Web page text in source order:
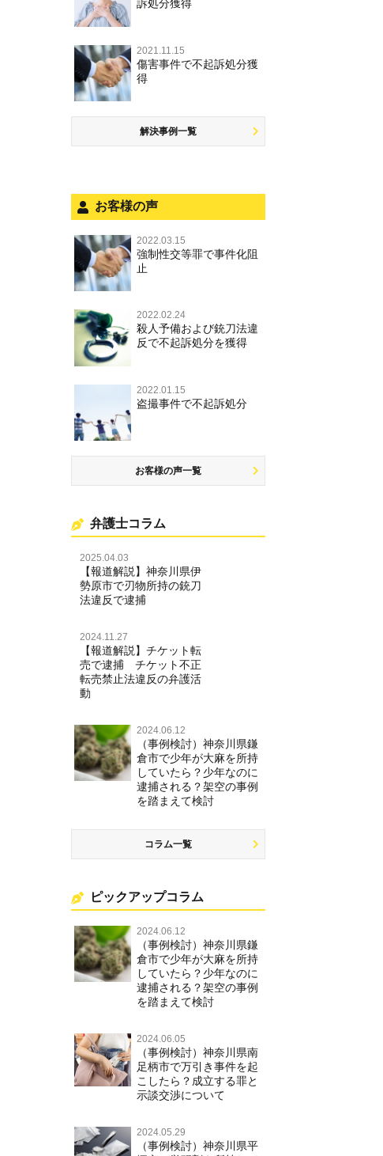
めには
こと
刑事事件で被疑者を不起訴処分に
するには
事件を秘密にするためにとるべき
自首・出頭の不安や悩みを解消す
るためには
略取・誘拐・人身売買
業務妨害
公務執行妨害
不同意性交等・監護者性交等
淫行・援助交際
公然わいせつ罪，わいせつ物頒布
罪，淫行勧誘罪
児童ポルノ，リベンジポルノ
恐喝罪
横領・背任
盗品売買・譲り受け等
知的財産と刑事事件
大麻
危険ドラッグ
人身事故・死亡事故
ひき逃げ・当て逃げ
無免許運転
飲酒運転
危険運転行為等
その他 TOP
著作権法違反
商標法違反
犯罪収益移転防止法違反
ネット犯罪
児童虐待・保護責任者遺棄
文書偽造・偽造文書行使
不正競争防止法
住居侵入等
裁判員裁判
取調べの注意点
少年事件の手続と特色
少年事件の処分
法人と刑事事件（脱税関係，従業
員逮捕，予防法務等）
面会・差し入れ
訴処分獲得
2021.11.15
傷害事件で不起訴処分獲
得
解決事例一覧
お客様の声
2022.03.15
強制性交等罪で事件化阻
止
2022.02.24
殺人予備および銃刀法違
反で不起訴処分を獲得
2022.01.15
盗撮事件で不起訴処分
お客様の声一覧
弁護士コラム
2025.04.03
【報道解説】神奈川県伊
勢原市で刃物所持の銃刀
法違反で逮捕
2024.11.27
【報道解説】チケット転
売で逮捕 チケット不正
転売禁止法違反の弁護活
動
2024.06.12
（事例検討）神奈川県鎌
倉市で少年が大麻を所持
していたら？少年なのに
逮捕される？架空の事例
を踏まえて検討
コラム一覧
ピックアップコラム
2024.06.12
（事例検討）神奈川県鎌
倉市で少年が大麻を所持
していたら？少年なのに
逮捕される？架空の事例
を踏まえて検討
2024.06.05
（事例検討）神奈川県南
足柄市で万引き事件を起
こしたら？成立する罪と
示談交渉について
2024.05.29
（事例検討）神奈川県平